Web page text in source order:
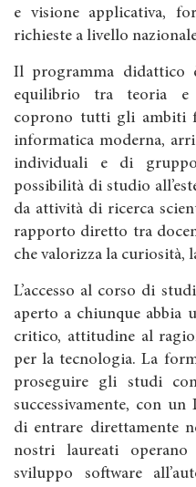
e visione applicativa,
richieste a livello
Il programma
equilibrio tra teoria e
coprono tutti gli ambiti
informatica moderna,
individuali e di
possibilità di studio
da attività di ricerca
rapporto diretto tra
che valorizza la curiosità,
L’accesso al corso di
aperto a chiunque abbia
critico, attitudine al
per la tecnologia. La
proseguire gli studi
successivamente, con
di entrare direttamente
nostri laureati
sviluppo software